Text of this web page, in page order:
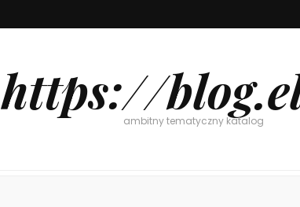
https://ambitny tematyczny katalog